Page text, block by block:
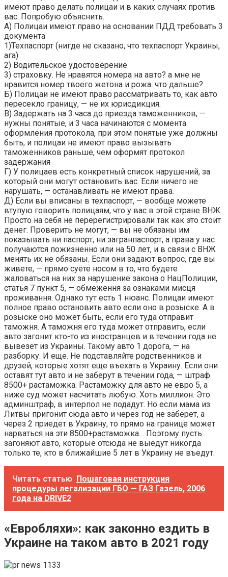
имеют право делать полицаи и в каких случаях против
вас. Попробую объяснить.
А) Полицаи имеют право на основании ПДД требовать 3
документа
1)Техпаспорт (нигде не сказано, что техпаспорт Украины,
ага)
2) Водительское удостоверение
3) страховку. Не нравятся номера на авто? а мне не
нравится номер твоего жетона и рожа. что дальше?
Б) Полицаи не имеют право рассматривать то, как авто
пересекло границу, — не их юрисдикция.
В) Задержать на 3 часа до приезда таможенников, —
нужны понятые, и 3 часа начинаются с момента
оформления протокола, при этом понятые уже должны
быть, и полицаи не имеют право вызывать
таможенников раньше, чем оформят протокол
задержания
Г) У полицаев есть конкретный список нарушений, за
который они могут остановить вас. Если ничего не
нарушать, — останавливать не имеют права.
Д) Если вы вписаны в техпаспорт, — вообще можете
втупую говорить полицаям, что у вас в этой стране ВНЖ.
Просто на себя не перерегистрировали так как это стоит
денег. Проверить не могут, — вы не обязаны им
показывать ни паспорт, ни загранпаспорт, а права у нас
получаются пожизненно или на 50 лет, и в связи с ВНЖ
менять их не обязаны. Если они задают вопрос, где вы
живете, — прямо суете носом в то, что будете
жаловаться на них за нарушение закона о НацПолиции,
статья 7 пункт 5, — обмеження за ознаками мисця
проживання. Однако тут есть 1 нюанс. Полицаи имеют
полное право остановить авто если оно в розыске. А в
розыске оно может быть, если его туда отправит
таможня. А таможня его туда может отправить, если
авто загонит кто-то из иностранцев и в течении года не
вывезет из Украины. Такому авто 1 дорога, — на
разборку. И еще. Не подставляйте родственников и
друзей, которые хотят еще въехать в Украину. Если они
оставят тут авто и не заберут в течении года, — штраф
8500+ растаможка. Растаможку для авто не евро 5, а
ниже суд может насчитать любую. Хоть миллион. Это
админштраф, в интерпол не подадут. Но если мама из
Литвы пригонит сюда авто и через год не заберет, а
через 2 приедет в Украину, то прямо на границе может
нарваться на эти 8500+растаможка… Поэтому пусть
загоняют авто, которые отсюда не выедут никогда
только те, кто в ближайшие 5 лет в Украину не въедут.
Читать статью Пошаговая инструкция
процедуры легализации ГБО — ГАЗ Газель, 2006
года на DRIVE2
«Евробляхи»: как законно ездить в
Украине на таком авто в 2021 году